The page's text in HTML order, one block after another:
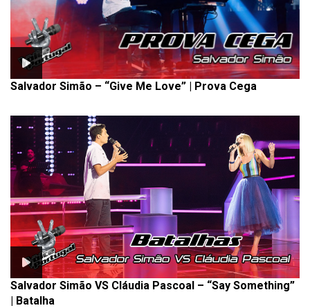
Salvador Simão – “Give Me Love” | Prova Cega
Salvador Simão VS Cláudia Pascoal – “Say Something”
| Batalha